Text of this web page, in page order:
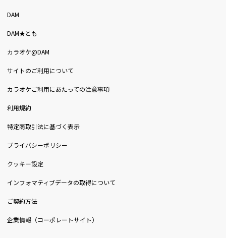
DAM
DAM★とも
カラオケ@DAM
サイトのご利用について
カラオケご利用にあたっての注意事項
利用規約
特定商取引法に基づく表示
プライバシーポリシー
クッキー設定
インフォマティブデータの取得について
ご契約方法
企業情報（コーポレートサイト）